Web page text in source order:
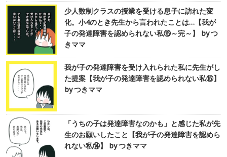
少人数制クラスの授業を受ける息子に訪れた変
化。小4のとき先生から言われたことは…【我が
子の発達障害を認められない私⑯～完～】 by つ
きママ
我が子の発達障害を受け入れられた私に先生がし
た提案【我が子の発達障害を認められない私⑮】
by つきママ
「うちの子は発達障害なのかも」と感じた私が先
生のお願いしたこと【我が子の発達障害を認めら
れない私⑭】 by つきママ